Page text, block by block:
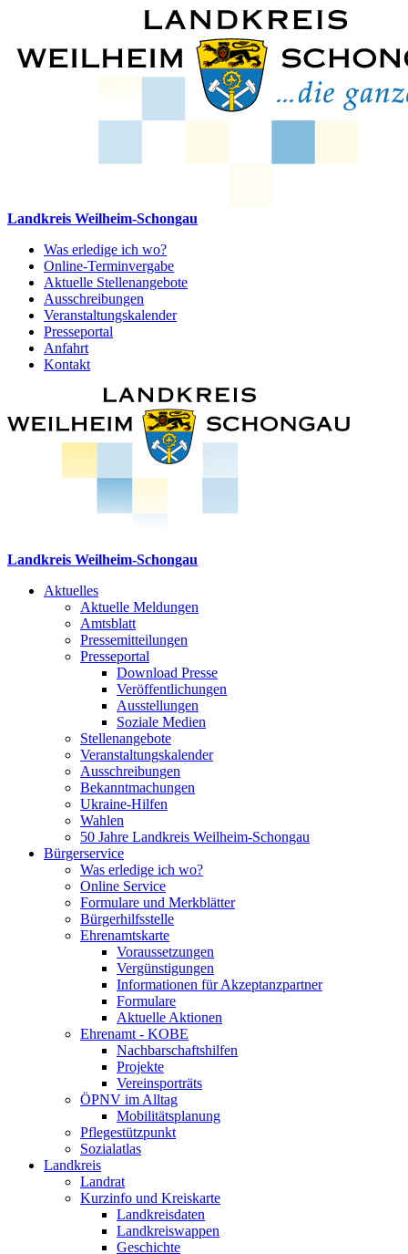
Landkreis Weilheim-Schongau
Was erledige ich wo?
Online-Terminvergabe
Aktuelle Stellenangebote
Ausschreibungen
Veranstaltungskalender
Presseportal
Anfahrt
Kontakt
Landkreis Weilheim-Schongau
Aktuelles
Aktuelle Meldungen
Amtsblatt
Pressemitteilungen
Presseportal
Download Presse
Veröffentlichungen
Ausstellungen
Soziale Medien
Stellenangebote
Veranstaltungskalender
Ausschreibungen
Bekanntmachungen
Ukraine-Hilfen
Wahlen
50 Jahre Landkreis Weilheim-Schongau
Bürgerservice
Was erledige ich wo?
Online Service
Formulare und Merkblätter
Bürgerhilfsstelle
Ehrenamtskarte
Voraussetzungen
Vergünstigungen
Informationen für Akzeptanzpartner
Formulare
Aktuelle Aktionen
Ehrenamt - KOBE
Nachbarschaftshilfen
Projekte
Vereinsporträts
ÖPNV im Alltag
Mobilitätsplanung
Pflegestützpunkt
Sozialatlas
Landkreis
Landrat
Kurzinfo und Kreiskarte
Landkreisdaten
Landkreiswappen
Geschichte